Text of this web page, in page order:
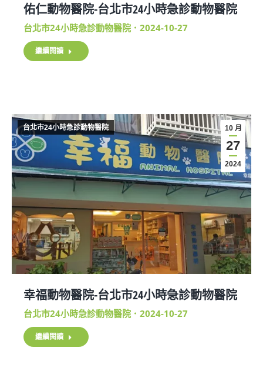
佑仁動物醫院-台北市24小時急診動物醫院
台北市24小時急診動物醫院 2024-10-27
繼續閱讀
10 月
27
2024
台北市24小時急診動物醫院
幸福動物醫院-台北市24小時急診動物醫院
台北市24小時急診動物醫院 2024-10-27
繼續閱讀